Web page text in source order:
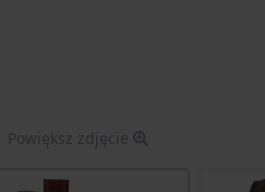
Powiększ zdjęcie